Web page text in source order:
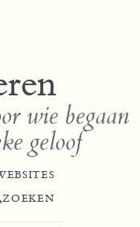
wie begaan
geloof
ZOEKEN